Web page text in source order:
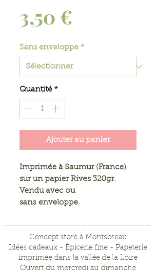
3,50 €
Sans enveloppe *
Quantité *
Ajouter au panier
Imprimée à Saumur (France)
sur un papier Rives 320gr.
Vendu avec ou
sans enveloppe.
Concept store à Montsoreau
Idées cadeaux - Épicerie fine - Papeterie
imprimée dans la vallée de la Loire
Ouvert du mercredi au dimanche